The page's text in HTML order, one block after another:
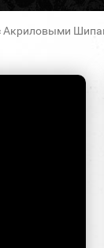
Акриловыми